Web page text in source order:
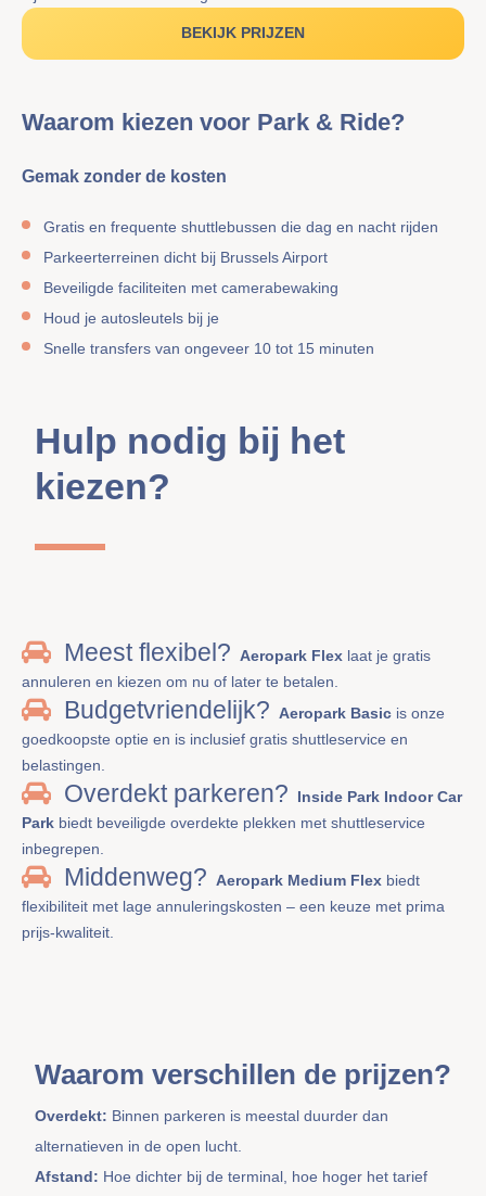
BEKIJK PRIJZEN
Waarom kiezen voor Park & Ride?
Gemak zonder de kosten
Gratis en frequente shuttlebussen die dag en nacht rijden
Parkeerterreinen dicht bij Brussels Airport
Beveiligde faciliteiten met camerabewaking
Houd je autosleutels bij je
Snelle transfers van ongeveer 10 tot 15 minuten
Hulp nodig bij het
kiezen?
Meest flexibel? Aeropark Flex laat je gratis
annuleren en kiezen om nu of later te betalen.
Budgetvriendelijk? Aeropark Basic is onze
goedkoopste optie en is inclusief gratis shuttleservice en
belastingen.
Overdekt parkeren?
Inside Park Indoor Car
Park biedt beveiligde overdekte plekken met shuttleservice
inbegrepen.
Middenweg? Aeropark Medium Flex biedt
flexibiliteit met lage annuleringskosten – een keuze met prima
prijs-kwaliteit.
Waarom verschillen de prijzen?
Overdekt: Binnen parkeren is meestal duurder dan
alternatieven in de open lucht.
Afstand: Hoe dichter bij de terminal, hoe hoger het tarief